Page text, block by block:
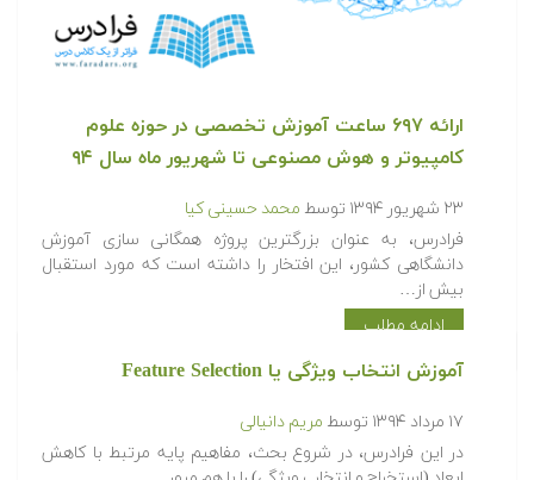
ارائه ۶۹۷ ساعت آموزش تخصصی در حوزه علوم
کامپیوتر و هوش مصنوعی تا شهریور ماه سال ۹۴
۲۳ شهریور ۱۳۹۴ توسط محمد حسینی کیا
فرادرس، به عنوان بزرگترین پروژه همگانی سازی آموزش
دانشگاهی کشور، این افتخار را داشته است که مورد استقبال
بیش از…
ادامه مطلب
آموزش انتخاب ویژگی یا Feature Selection
۱۷ مرداد ۱۳۹۴ توسط مریم دانیالی
در این فرادرس، در شروع بحث، مفاهیم پایه مرتبط با کاهش